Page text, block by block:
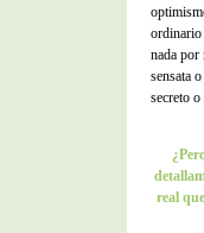
ordinario
nada por
sensata
secreto
real